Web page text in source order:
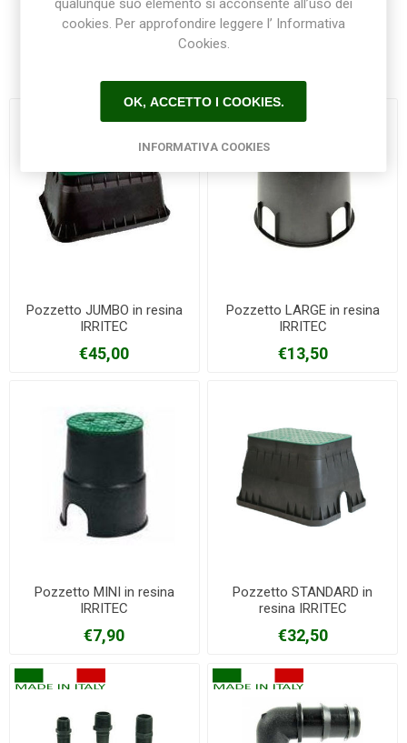
Pozzetto JUMBO in resina
IRRITEC
€45,00
Pozzetto LARGE in resina
IRRITEC
€13,50
Pozzetto MINI in resina
IRRITEC
€7,90
Pozzetto STANDARD in
resina IRRITEC
€32,50
qualunque suo elemento si acconsente all’uso dei
cookies. Per approfondire leggere l’ Informativa
Cookies.
OK, ACCETTO I COOKIES.
INFORMATIVA COOKIES